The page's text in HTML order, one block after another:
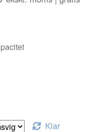
€ 3.860,00
Klar